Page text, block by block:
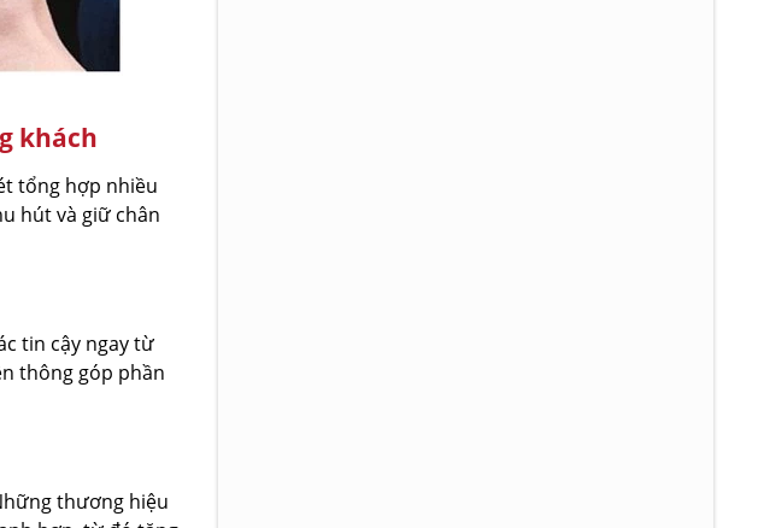
khách
tổng hợp nhiều
hút và giữ chân
tin cậy ngay từ
thông góp phần
thương hiệu